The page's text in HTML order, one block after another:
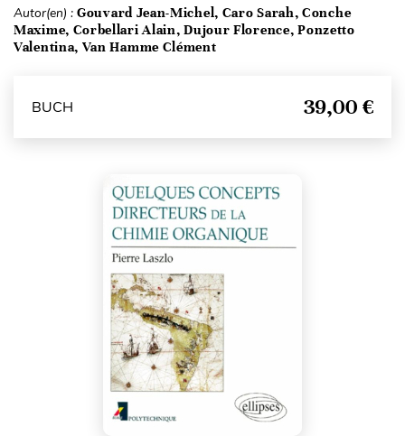
Autor(en) : Gouvard Jean-Michel, Caro Sarah, Conche
Maxime, Corbellari Alain, Dujour Florence, Ponzetto
Valentina, Van Hamme Clément
BUCH 39,00 €